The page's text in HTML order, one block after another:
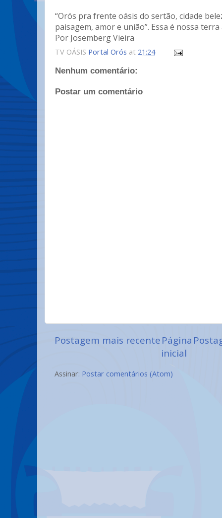
“Orós pra frente oásis do sertão, cidade
paisagem, amor e união”. Essa é nossa terra
Por Josemberg Vieira
TV OÁSIS Portal Orós at 21:24
Nenhum comentário:
Postar um comentário
Postagem mais recentePágina
inicial
Assinar: Postar comentários (Atom)